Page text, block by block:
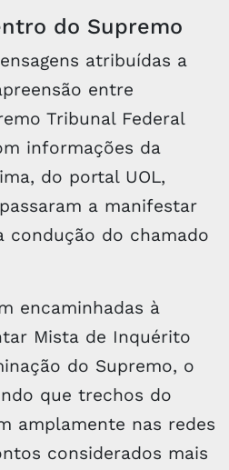
do Supremo
atribuídas a
entre
Tribunal Federal
informações da
do portal UOL,
a manifestar
condução do chamado
encaminhadas à
Mista de Inquérito
do Supremo, o
que trechos do
amplamente nas redes
considerados mais